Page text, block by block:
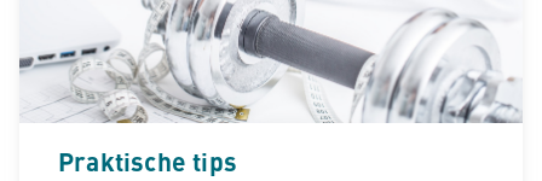
Praktische tips